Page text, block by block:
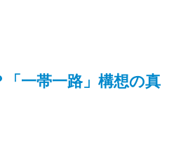
一帯一路」構想の真